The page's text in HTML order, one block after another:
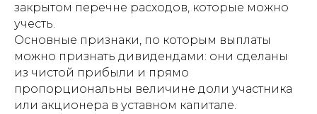
закрытом перечне расходов, которые можно
учесть.
Основные признаки, по которым выплаты
можно признать дивидендами: они сделаны
из чистой прибыли и прямо
пропорциональны величине доли участника
или акционера в уставном капитале.